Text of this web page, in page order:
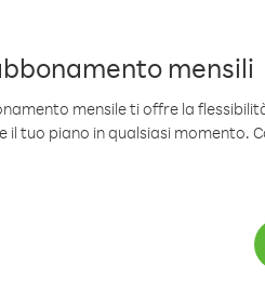
mensili
mensile ti offre la
il tuo piano in qualsiasi momento.